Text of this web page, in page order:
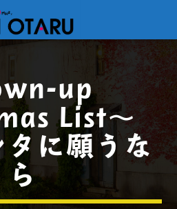
up
List～
に願うな
ら